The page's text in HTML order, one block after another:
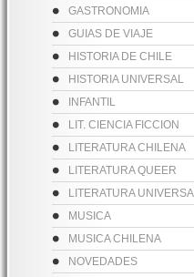
GASTRONOMIA
GUIAS DE VIAJE
HISTORIA DE CHILE
HISTORIA UNIVERSAL
INFANTIL
LIT. CIENCIA FICCION
LITERATURA CHILENA
LITERATURA QUEER
LITERATURA
MUSICA
MUSICA CHILENA
NOVEDADES